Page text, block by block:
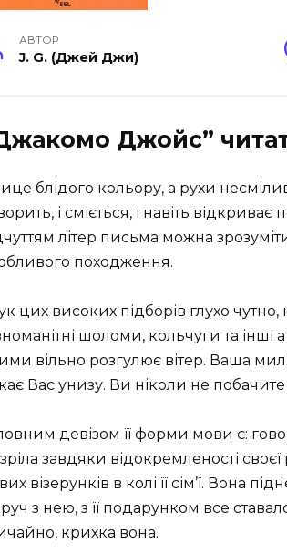
АВТОР
J. G. (Джей Джи)
Джойс”
блідого кольору, а рухи
і сміється, і навіть
літер письма можна
походження.
цих високих підборів глухо
шоломи, кольчуги та інші
вільно розгулює вітер. Ваша
Вас унизу. Ви ніколи не побачите
девізом її форми мови є:
завдяки відокремленості
візерунків в колі її сім’ї. Вона
з нею, з її подарунком все
крихка вона.